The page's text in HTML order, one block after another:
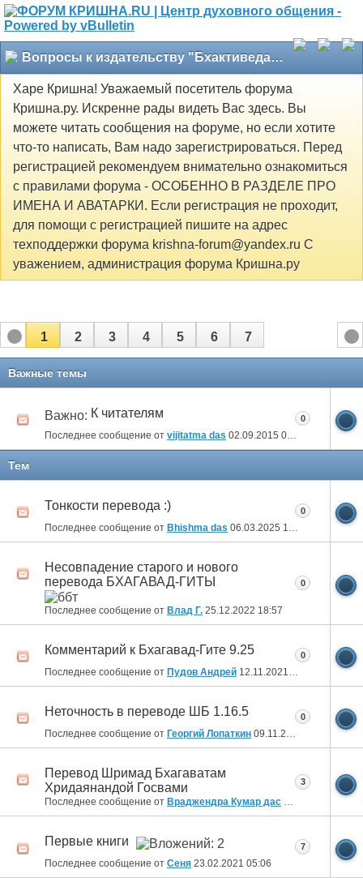
Вопросы к издательству "Бхактиведанта Бук Траст"
Харе Кришна! Уважаемый посетитель форума
Кришна.ру. Искренне рады видеть Вас здесь. Вы
можете читать сообщения на форуме, но если хотите
что-то написать, Вам надо зарегистрироваться. Перед
регистрацией рекомендуем внимательно ознакомиться
с правилами форума - ОСОБЕННО В РАЗДЕЛЕ ПРО
ИМЕНА И АВАТАРКИ. Если регистрация не проходит,
для помощи с регистрацией пишите на адрес
техподдержки форума krishna-forum@yandex.ru С
уважением, администрация форума Кришна.ру
1 2 3 4 5 6 7
Важные темы
Важно: К читателям
Последнее сообщение от vijitatma das 02.09.2015 09:22
0
Тем
Тонкости перевода :)
Последнее сообщение от Bhishma das 06.03.2025 10:22
0
Несовпадение старого и нового
перевода БХАГАВАД-ГИТЫ
Последнее сообщение от Влад Г. 25.12.2022 18:57
0
Комментарий к Бхагавад-Гите 9.25
Последнее сообщение от Пудов Андрей 12.11.2021 10:45
0
Неточность в переводе ШБ 1.16.5
Последнее сообщение от Георгий Лопаткин 09.11.2021
0
Перевод Шримад Бхагаватам
Хридаянандой Госвами
Последнее сообщение от Враджендра Кумар дас
3
Первые книги
Последнее сообщение от Сеня 23.02.2021 05:06
7